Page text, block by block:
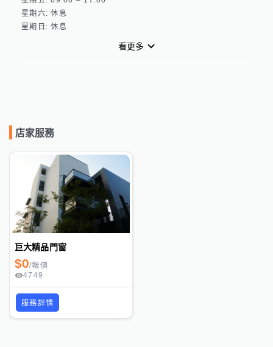
星期六: 休息
看更多
店家服務
巨大精品門窗
$0/報價
4749
服務詳情